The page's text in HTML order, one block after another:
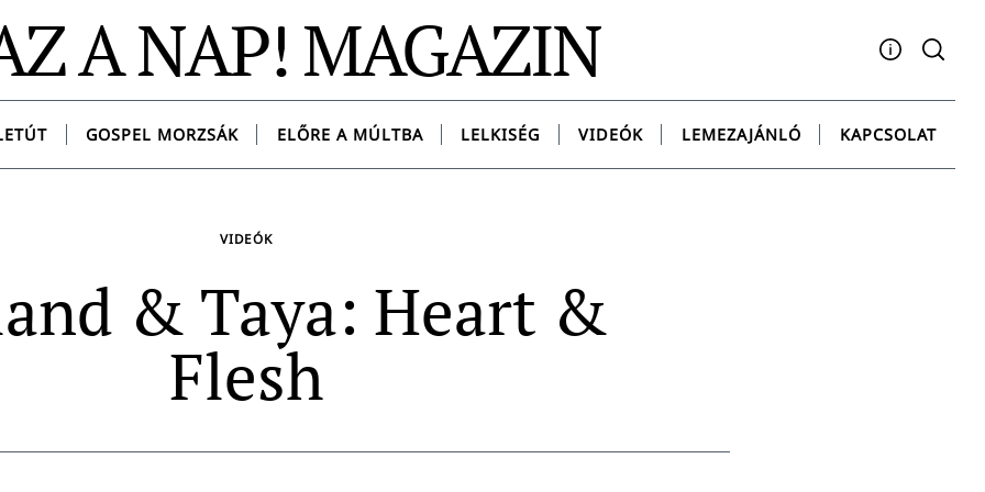
A NAP! MAGAZIN
Facebook
YouTubeInstagram
TwitterSpotify
GOSPEL MORZSÁK ELŐRE A MÚLTBA LELKISÉG VIDEÓK LEMEZAJÁNLÓ KAPCSOLAT
VIDEÓK
& Taya: Heart &
Flesh